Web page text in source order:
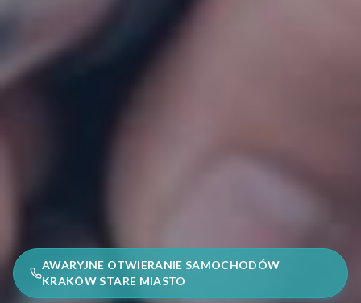
AWARYJNE OTWIERANIE SAMOCHODÓW
KRAKÓW STARE MIASTO